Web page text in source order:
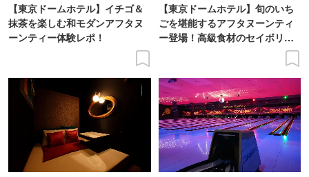
【東京ドームホテル】イチゴ＆
抹茶を楽しむ和モダンアフタヌ
ーンティー体験レポ！
【東京ドームホテル】旬のいち
ごを堪能するアフタヌーンティ
ー登場！高級食材のセイボリー